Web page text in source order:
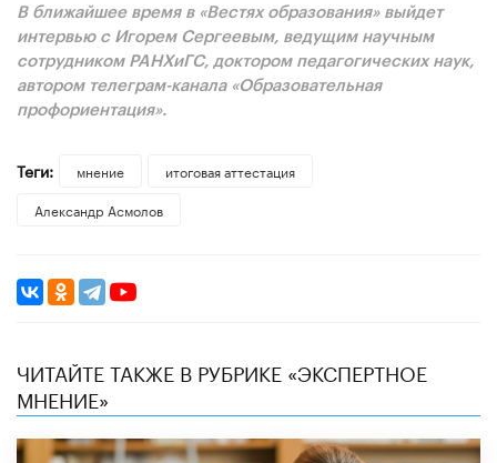
В ближайшее время в «Вестях образования» выйдет
интервью с Игорем Сергеевым, ведущим научным
сотрудником РАНХиГС, доктором педагогических наук,
автором телеграм-канала «Образовательная
профориентация».
Теги: мнение
итоговая аттестация
Александр Асмолов
ЧИТАЙТЕ ТАКЖЕ В РУБРИКЕ «ЭКСПЕРТНОЕ
МНЕНИЕ»